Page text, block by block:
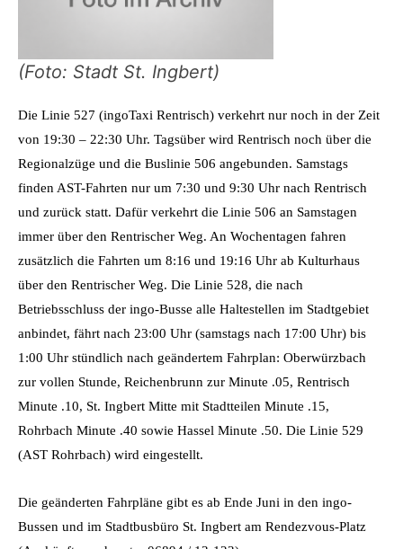
(Foto: Stadt St. Ingbert)
Die Linie 527 (ingoTaxi Rentrisch) verkehrt nur noch in der Zeit
von 19:30 – 22:30 Uhr. Tagsüber wird Rentrisch noch über die
Regionalzüge und die Buslinie 506 angebunden. Samstags
finden AST-Fahrten nur um 7:30 und 9:30 Uhr nach Rentrisch
und zurück statt. Dafür verkehrt die Linie 506 an Samstagen
immer über den Rentrischer Weg. An Wochentagen fahren
zusätzlich die Fahrten um 8:16 und 19:16 Uhr ab Kulturhaus
über den Rentrischer Weg. Die Linie 528, die nach
Betriebsschluss der ingo-Busse alle Haltestellen im Stadtgebiet
anbindet, fährt nach 23:00 Uhr (samstags nach 17:00 Uhr) bis
1:00 Uhr stündlich nach geändertem Fahrplan: Oberwürzbach
zur vollen Stunde, Reichenbrunn zur Minute .05, Rentrisch
Minute .10, St. Ingbert Mitte mit Stadtteilen Minute .15,
Rohrbach Minute .40 sowie Hassel Minute .50. Die Linie 529
(AST Rohrbach) wird eingestellt.
Die geänderten Fahrpläne gibt es ab Ende Juni in den ingo-
Bussen und im Stadtbusbüro St. Ingbert am Rendezvous-Platz